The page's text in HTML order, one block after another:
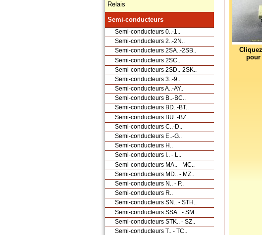
Relais
Semi-conducteurs
Semi-conducteurs 0..-1..
Semi-conducteurs 2..-2N..
Semi-conducteurs 2SA..-2SB..
Semi-conducteurs 2SC..
Semi-conducteurs 2SD..-2SK..
Semi-conducteurs 3..-9..
Semi-conducteurs A..-AY..
Semi-conducteurs B..-BC..
Semi-conducteurs BD..-BT..
Semi-conducteurs BU..-BZ..
Semi-conducteurs C..-D..
Semi-conducteurs E..-G..
Semi-conducteurs H..
Semi-conducteurs I.. - L..
Semi-conducteurs MA.. - MC..
Semi-conducteurs MD.. - MZ..
Semi-conducteurs N.. - P..
Semi-conducteurs R..
Semi-conducteurs SN.. - STH..
Semi-conducteurs SSA.. - SM..
Semi-conducteurs STK.. - SZ..
Semi-conducteurs T.. - TC..
pour